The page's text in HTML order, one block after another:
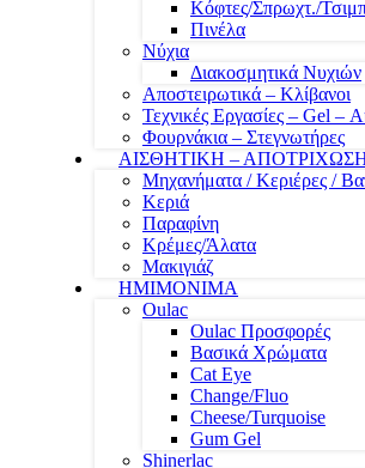
Κόφτες/Σπρωχτ./
Πινέλα
Νύχια
Διακοσμητικά Νυχιών
Αποστειρωτικά – Κλίβανοι
Τεχνικές Εργασίες – Gel –
Φουρνάκια – Στεγνωτήρες
ΑΙΣΘΗΤΙΚΗ –
Μηχανήματα / Κεριέρες /
Κεριά
Παραφίνη
Κρέμες/Άλατα
Μακιγιάζ
ΗΜΙΜΟΝΙΜΑ
Oulac
Oulac Προσφορές
Βασικά Χρώματα
Cat Eye
Change/Fluo
Cheese/Turquoise
Gum Gel
Shinerlac